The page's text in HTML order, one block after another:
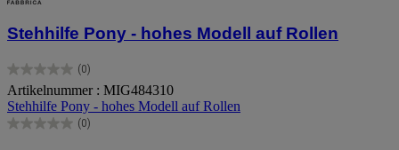
Stehhilfe Pony - hohes Modell auf Rollen
(0)
0.0
von
5
Sternen.
Artikelnummer : MIG484310
Stehhilfe Pony - hohes Modell auf Rollen
(0)
0.0